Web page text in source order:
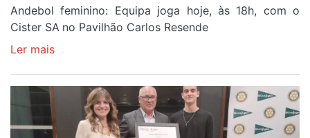
Andebol feminino: Equipa joga hoje, às 18h, com o
Cister SA no Pavilhão Carlos Resende
Ler mais
GARRETT
VOLTA